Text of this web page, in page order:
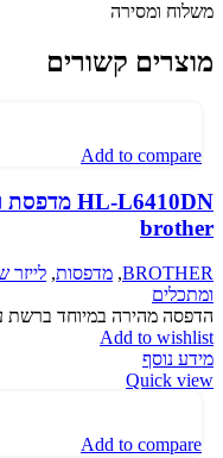
משלוח ומסירה
מוצרים קשורים
Add to compare
brother
BROTHER
, מדפסות, לייזר
ומתכלים
הדפסה מהירה במיוחד ברשת
Add to wishlist
מידע נוסף
Quick view
Add to compare